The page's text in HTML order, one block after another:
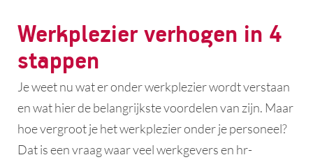
Werkplezier verhogen in 4
stappen
Je weet nu wat er onder werkplezier wordt verstaan
en wat hier de belangrijkste voordelen van zijn. Maar
hoe vergroot je het werkplezier onder je personeel?
Dat is een vraag waar veel werkgevers en hr-